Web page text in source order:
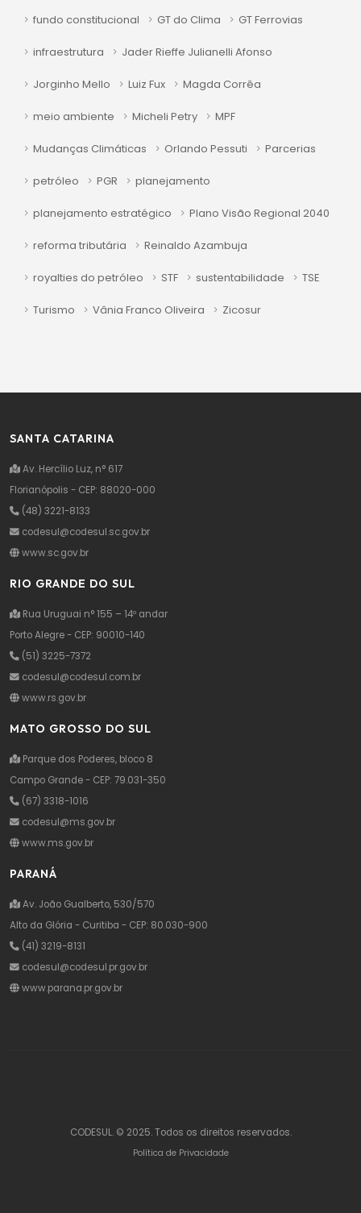
fundo constitucional GT do Clima GT Ferrovias
infraestrutura Jader Rieffe Julianelli Afonso
Jorginho Mello Luiz Fux Magda Corrêa
meio ambiente Micheli Petry MPF
Mudanças Climáticas Orlando Pessuti Parcerias
petróleo PGR planejamento
planejamento estratégico Plano Visão Regional 2040
reforma tributária Reinaldo Azambuja
royalties do petróleo STF sustentabilidade TSE
Turismo Vânia Franco Oliveira Zicosur
SANTA CATARINA
Av. Hercílio Luz, n° 617
Florianópolis - CEP: 88020-000
(48) 3221-8133
codesul@codesul.sc.gov.br
www.sc.gov.br
RIO GRANDE DO SUL
Rua Uruguai n° 155 – 14º andar
Porto Alegre - CEP: 90010-140
(51) 3225-7372
codesul@codesul.com.br
www.rs.gov.br
MATO GROSSO DO SUL
Parque dos Poderes, bloco 8
Campo Grande - CEP: 79.031-350
(67) 3318-1016
codesul@ms.gov.br
www.ms.gov.br
PARANÁ
Av. João Gualberto, 530/570
Alto da Glória - Curitiba - CEP: 80.030-900
(41) 3219-8131
codesul@codesul.pr.gov.br
www.parana.pr.gov.br
CODESUL. © 2025. Todos os direitos reservados.
Política de Privacidade